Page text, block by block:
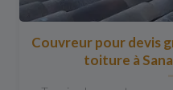
Couvreur pour devis
toiture à